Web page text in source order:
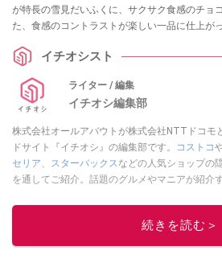
が特長の雪見だいふくに、サクサク食感のチョ
た、食感のコントラストが楽しい一品に仕上が
イチオシスト
ライター / 編集
イチオシ編集部
株式会社オールアバウトが株式会社NTTドコモ
ドサイト『イチオシ』の編集部です。
コストコ
セリア、 スターバックスなどの人気ショップの
を通してご紹介。話題のグルメやマニアが紹介
レビューしています。毎日トレンド情報をお届
してください！続きを読む＞